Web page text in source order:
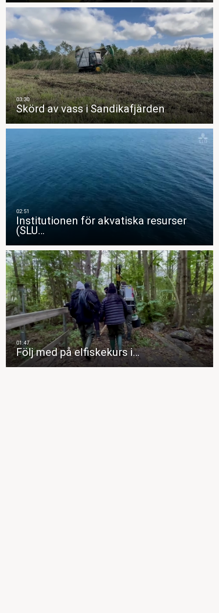
Skörd av vass i Sandikafjärden
Institutionen för akvatiska resurser
(SLU…
Följ med på elfiskekurs i…